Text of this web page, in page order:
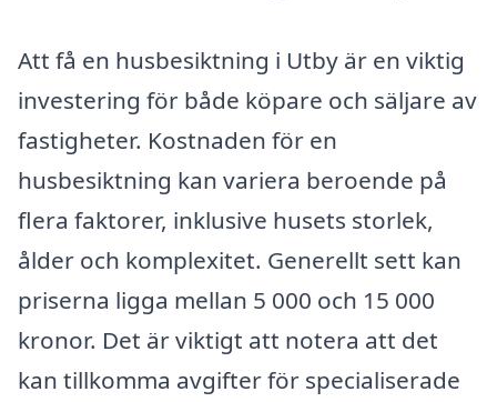
Att få en husbesiktning i Utby är en viktig
investering för både köpare och säljare av
fastigheter. Kostnaden för en
husbesiktning kan variera beroende på
flera faktorer, inklusive husets storlek,
ålder och komplexitet. Generellt sett kan
priserna ligga mellan 5 000 och 15 000
kronor. Det är viktigt att notera att det
kan tillkomma avgifter för specialiserade